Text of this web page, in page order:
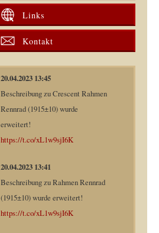
Links
Kontakt
20.04.2023 13:45
Beschreibung zu Crescent Rahmen
Rennrad (1915±10) wurde
erweitert!
https://t.co/xL1w9sjI6K
20.04.2023 13:41
Beschreibung zu Rahmen Rennrad
(1915±10) wurde erweitert!
https://t.co/xL1w9sjI6K